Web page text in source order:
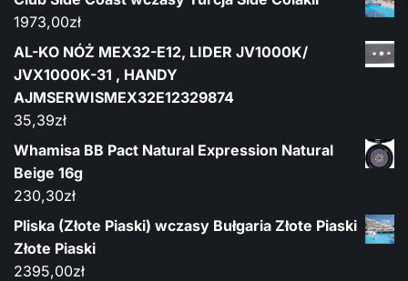
1973,00zł
AL-KO NÓŻ MEX32-E12, LIDER JV1000K/
JVX1000K-31 , HANDY
AJMSERWISMEX32E12329874
35,39zł
Whamisa BB Pact Natural Expression Natural
Beige 16g
230,30zł
Pliska (Złote Piaski) wczasy Bułgaria Złote Piaski
Złote Piaski
2395,00zł